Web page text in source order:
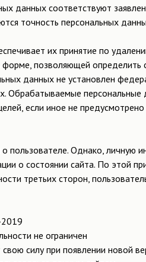
данных соответствуют
точность персональных
их принятие по
позволяющей
данных не установлен
Обрабатываемые
если иное не
Однако, личную
о состоянии сайта. По этой
третьих сторон,
не ограничен
силу при появлении новой